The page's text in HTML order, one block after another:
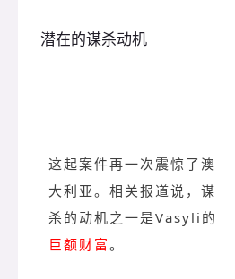
潜在的谋杀动机
这起案件再一次震惊了澳
大利亚。相关报道说，谋
杀的动机之一是Vasyli的
巨额财富。